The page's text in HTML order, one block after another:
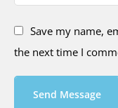
Save my name,
the next time I
Send Message